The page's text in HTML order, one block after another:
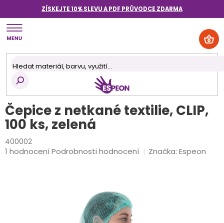
obsah
ZÍSKEJTE 10% SLEVU A PDF PRŮVODCE ZDARMA
Čepice z netkané textilie, CLIP,
100 ks, zelená
400002
Průměrné
1 hodnoceníPodrobnosti hodnocení Značka:Espeon